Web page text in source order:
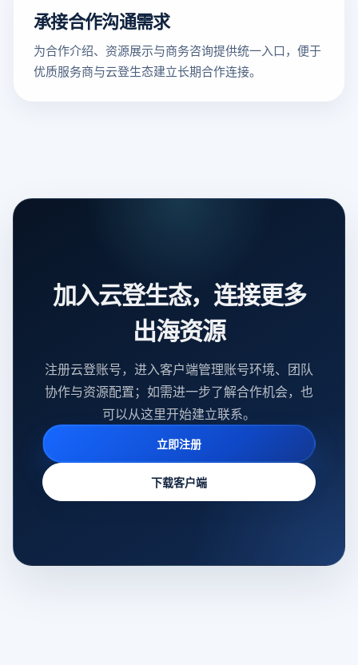
承接合作沟通需求
为合作介绍、资源展示与商务咨询提供统一入口，便于
优质服务商与云登生态建立长期合作连接。
加入云登生态，连接更多
出海资源
注册云登账号，进入客户端管理账号环境、团队
协作与资源配置；如需进一步了解合作机会，也
可以从这里开始建立联系。
立即注册
下载客户端